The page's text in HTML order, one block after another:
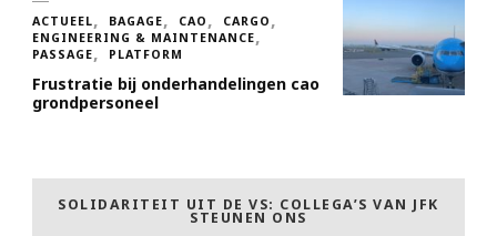
ACTUEEL BAGAGE CAO
CARGO
ENGINEERING & MAINTENANCE
PASSAGE
PLATFORM
Frustratie bij onderhandelingen cao
grondpersoneel
SOLIDARITEIT UIT DE VS: COLLEGA’S VAN JFK
STEUNEN ONS